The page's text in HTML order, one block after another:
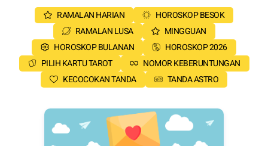
RAMALAN HARIAN
HOROSKOP BESOK
RAMALAN LUSA
MINGGUAN
HOROSKOP BULANAN
HOROSKOP 2026
PILIH KARTU TAROT
NOMOR KEBERUNTUNGAN
KECOCOKAN TANDA
TANDA ASTRO